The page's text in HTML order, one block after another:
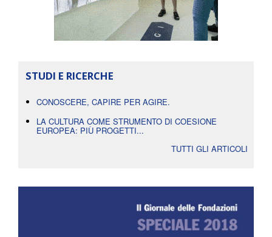
STUDI E RICERCHE
CONOSCERE, CAPIRE PER AGIRE.
LA CULTURA COME STRUMENTO DI COESIONE
EUROPEA: PIÙ PROGETTI...
TUTTI GLI ARTICOLI